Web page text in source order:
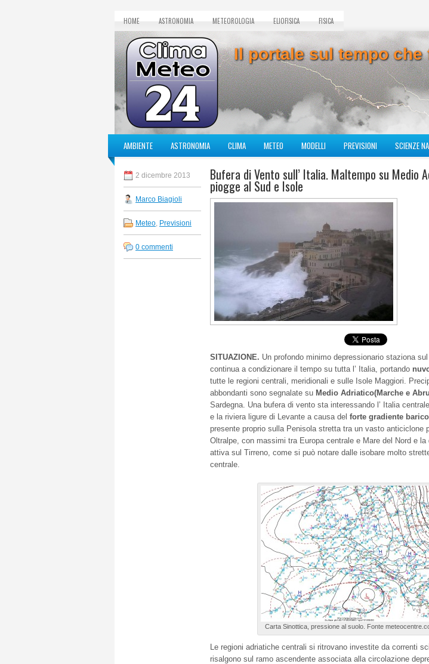
HOME ASTRONOMIA METEOROLOGIA ELIOFISICA FISICA
Il portale sul tempo
AMBIENTE ASTRONOMIA CLIMA METEO MODELLI PREVISIONI SCIENZE
2 dicembre 2013
Marco Biagioli
Meteo, Previsioni
0 commenti
Bufera di Vento sull’ Italia. Maltempo su Medio
piogge al Sud e Isole
SITUAZIONE. Un profondo minimo depressionario staziona
continua a condizionare il tempo su tutta l’ Italia, portando
tutte le regioni centrali, meridionali e sulle Isole Maggiori.
abbondanti sono segnalate su Medio Adriatico(Marche e
Sardegna. Una bufera di vento sta interessando l’ Italia
e la riviera ligure di Levante a causa del forte gradiente barico
presente proprio sulla Penisola stretta tra un vasto anticiclone
Oltralpe, con massimi tra Europa centrale e Mare del Nord e la
attiva sul Tirreno, come si può notare dalle isobare molto
centrale.
Carta Sinottica, pressione al suolo. Fonte
Le regioni adriatiche centrali si ritrovano investite da correnti
risalgono sul ramo ascendente associata alla circolazione